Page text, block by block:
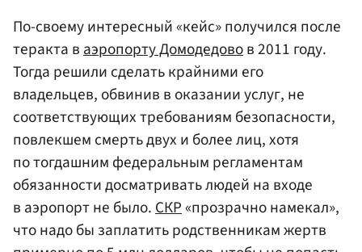
По-своему интересный «кейс» получился после
теракта ваэропорту Домодедовов 2011 году.
Тогда решили сделать крайними его
владельцев, обвинив в оказании услуг, не
соответствующих требованиям безопасности,
повлекшем смерть двух и более лиц, хотя
по тогдашним федеральным регламентам
обязанности досматривать людей на входе
в аэропорт не было.СКР«прозрачно намекал»,
что надо бы заплатить родственникам жертв